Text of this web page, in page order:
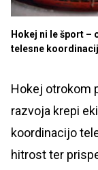
Hokej ni le šport –
telesne
Hokej otrokom
razvoja krepi
koordinacijo
hitrost ter